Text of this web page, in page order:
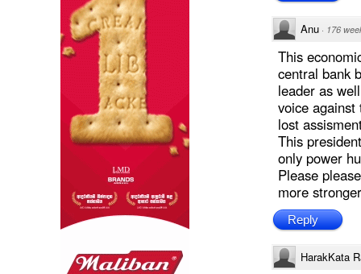
Anu · 176
This
central bank
leader as
voice
lost
This
only power
Please
more
Reply
HarakKata